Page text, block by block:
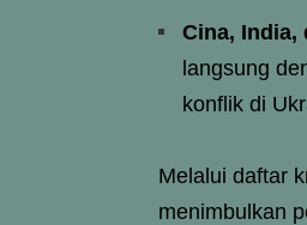
Cina, India,
langsung
konflik di
Melalui daftar
menimbulkan